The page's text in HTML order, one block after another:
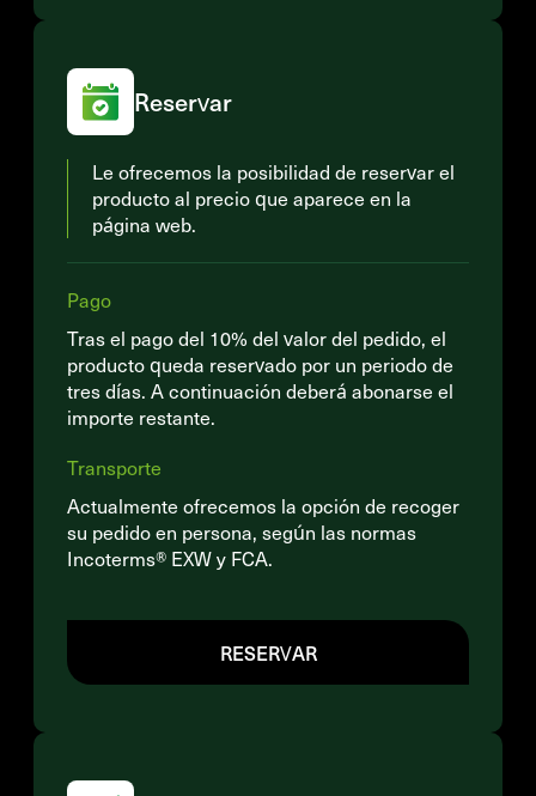
Reservar
Le ofrecemos la posibilidad de reservar el
producto al precio que aparece en la
página web.
Pago
Tras el pago del 10% del valor del pedido, el
producto queda reservado por un periodo de
tres días. A continuación deberá abonarse el
importe restante.
Transporte
Actualmente ofrecemos la opción de recoger
su pedido en persona, según las normas
Incoterms® EXW y FCA.
RESERVAR